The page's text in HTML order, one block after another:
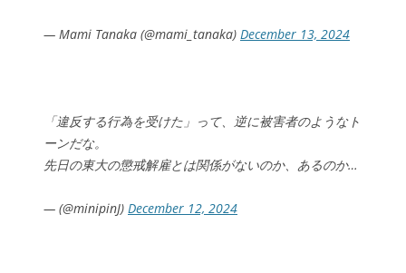
— Mami Tanaka (@mami_tanaka) December 13, 2024
「違反する行為を受けた」って、逆に被害者のようなト
ーンだな。
先日の東大の懲戒解雇とは関係がないのか、あるのか…
— (@minipinJ) December 12, 2024